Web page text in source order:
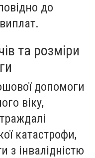
до
та розміри
допомоги
віку,
катастрофи,
з інвалідністю